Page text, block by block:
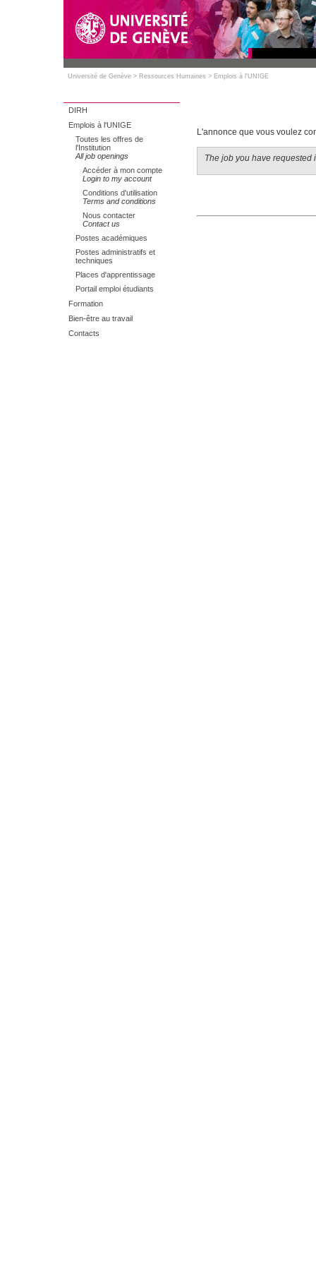
Université de Genève > Ressources Humaines > Emplois à l'UNIGE
DIRH
Emplois à l'UNIGE
Toutes les offres de
l'Institution
All job openings
Accéder à mon compte
Login to my account
Conditions d'utilisation
Terms and conditions
Nous contacter
Contact us
Postes académiques
Postes administratifs et
techniques
Places d'apprentissage
Portail emploi étudiants
Formation
Bien-être au travail
Contacts
L'annonce que vous voulez
The job you have requested